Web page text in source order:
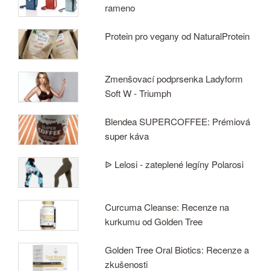
rameno
Protein pro vegany od NaturalProtein
Zmenšovací podprsenka Ladyform
Soft W - Triumph
Blendea SUPERCOFFEE: Prémiová
super káva
ᐉ Lelosi - zateplené legíny Polarosi
Curcuma Cleanse: Recenze na
kurkumu od Golden Tree
Golden Tree Oral Biotics: Recenze a
zkušenosti